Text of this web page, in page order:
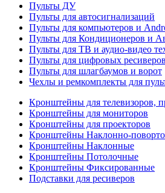
Пульты ДУ
Пульты для автосигнализаций
Пульты для компьютеров и
Пульты для Кондиционеров и
Пульты для ТВ и аудио-видео
Пульты для цифровых
Пульты для шлагбаумов и ворот
Чехлы и ремкомплекты для
Кронштейны для телевизоров,
Кронштейны для мониторов
Кронштейны для проекторов
Кронштейны Наклонно-
Кронштейны Наклонные
Кронштейны Потолочные
Кронштейны Фиксированные
Подставки для ресиверов